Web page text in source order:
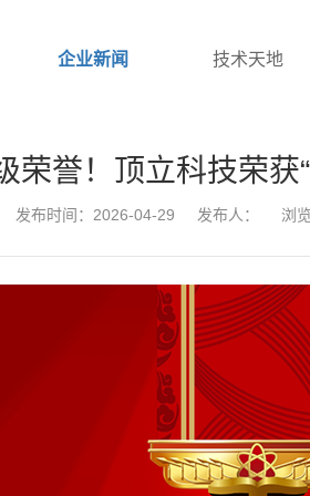
企业新闻 技术天地
荣誉！顶立科技荣获
发布时间：2026-04-29 发布人： 浏